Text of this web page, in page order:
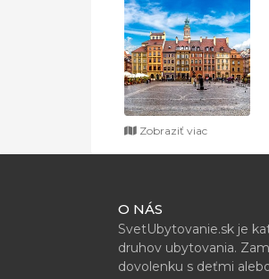
Zobraziť viac
O NÁS
SvetUbytovanie.sk je
druhov ubytovania.
dovolenku s deťmi